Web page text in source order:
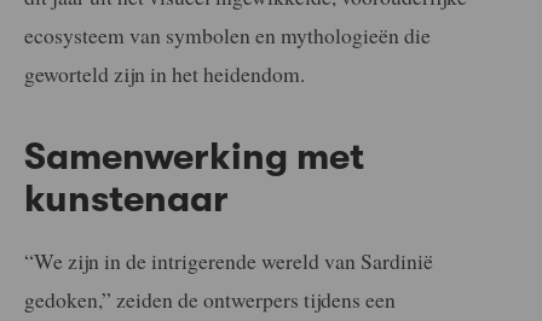
ecosysteem van symbolen en mythologieën die
geworteld zijn in het heidendom.
Samenwerking met
kunstenaar
“We zijn in de intrigerende wereld van Sardinië
gedoken,” zeiden de ontwerpers tijdens een